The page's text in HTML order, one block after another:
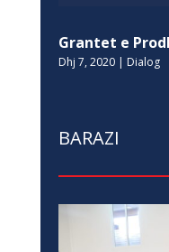
Grantet e
Dhj 7, 2020| Dialog
BARAZI